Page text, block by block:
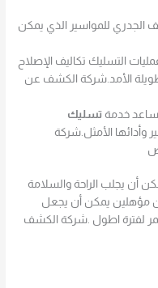
الجدري للمواسير الذي يمكن
التسليك تكاليف الإصلاح
طويلة الأمد.شركة الكشف عن
خدمة تسليك
وأدائها الأمثل.شركة
أن يجلب الراحة والسلامة
مؤهلين يمكن أن يجعل
لفترة اطول .شركة الكشف